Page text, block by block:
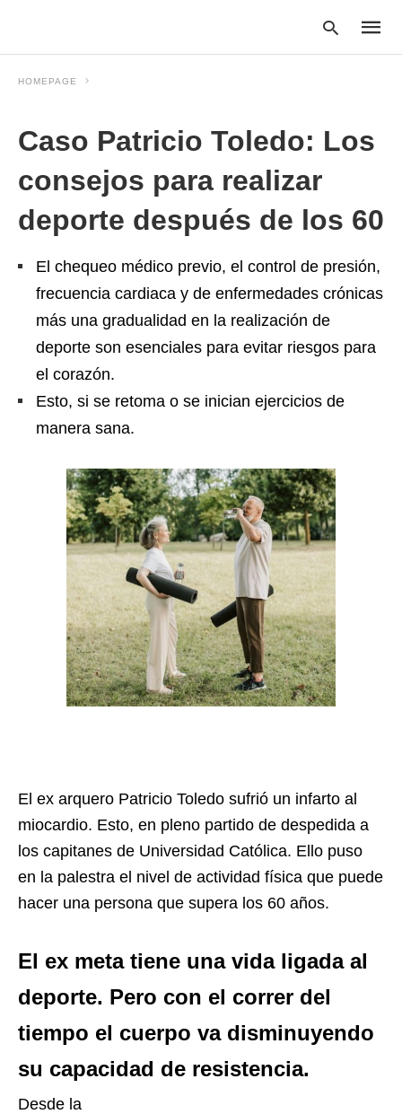
Type
your
hit
enter:
HOMEPAGE
Caso Patricio Toledo: Los
consejos para realizar
deporte después de los 60
El chequeo médico previo, el control de presión,
frecuencia cardiaca y de enfermedades crónicas
más una gradualidad en la realización de
deporte son esenciales para evitar riesgos para
el corazón.
Esto, si se retoma o se inician ejercicios de
manera sana.
El ex arquero Patricio Toledo sufrió un infarto al
miocardio. Esto, en pleno partido de despedida a
los capitanes de Universidad Católica. Ello puso
en la palestra el nivel de actividad física que puede
hacer una persona que supera los 60 años.
El ex meta tiene una vida ligada al
deporte. Pero con el correr del
tiempo el cuerpo va disminuyendo
su capacidad de resistencia.
Desde la